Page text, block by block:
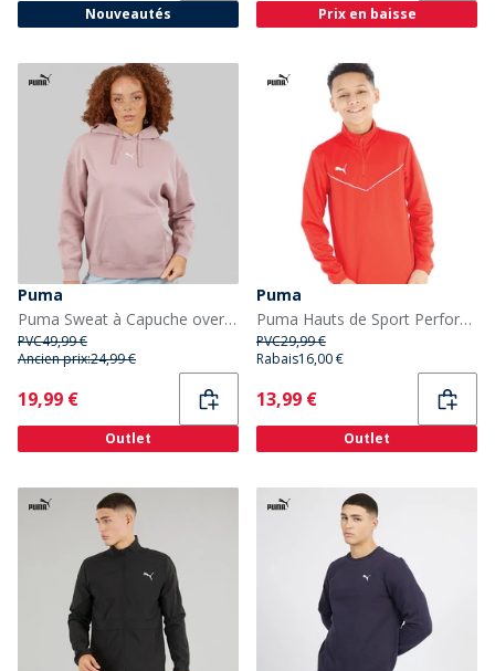
Nouveautés Prix en baisse
Puma
Puma Sweat à Capuche oversize essentiel Femme Plum Haze
PVC49,99 €
Ancien prix:24,99 €
Current
19,99 €
Outlet
Puma
Puma Hauts de Sport Performants teamRISE Garçon Rouge
PVC29,99 €
Rabais16,00 €
Current
13,99 €
Outlet